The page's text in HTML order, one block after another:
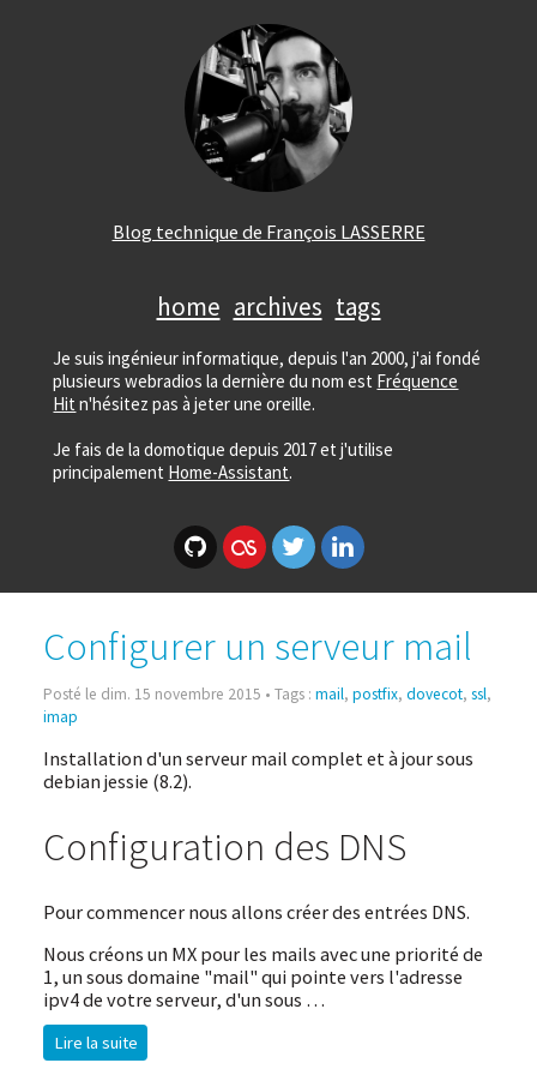
Blog technique de François LASSERRE
home archives tags
Je suis ingénieur informatique, depuis l'an 2000, j'ai fondé
plusieurs webradios la dernière du nom est Fréquence
Hit n'hésitez pas à jeter une oreille.
Je fais de la domotique depuis 2017 et j'utilise
principalement Home-Assistant.
Configurer un serveur mail
Posté le dim. 15 novembre 2015 • Tags : mail, postfix, dovecot, ssl,
imap
Installation d'un serveur mail complet et à jour sous
debian jessie (8.2).
Configuration des DNS
Pour commencer nous allons créer des entrées DNS.
Nous créons un MX pour les mails avec une priorité de
1, un sous domaine "mail" qui pointe vers l'adresse
ipv4 de votre serveur, d'un sous …
Lire la suite